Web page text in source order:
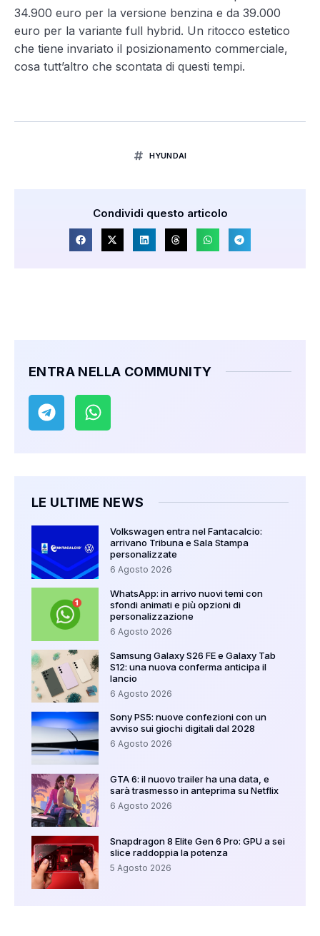
34.900 euro per la versione benzina e da 39.000
euro per la variante full hybrid. Un ritocco estetico
che tiene invariato il posizionamento commerciale,
cosa tutt’altro che scontata di questi tempi.
HYUNDAI
Condividi questo articolo
ENTRA NELLA COMMUNITY
LE ULTIME NEWS
Volkswagen entra nel Fantacalcio:
arrivano Tribuna e Sala Stampa
personalizzate
6 Agosto 2026
WhatsApp: in arrivo nuovi temi con
sfondi animati e più opzioni di
personalizzazione
6 Agosto 2026
Samsung Galaxy S26 FE e Galaxy Tab
S12: una nuova conferma anticipa il
lancio
6 Agosto 2026
Sony PS5: nuove confezioni con un
avviso sui giochi digitali dal 2028
6 Agosto 2026
GTA 6: il nuovo trailer ha una data, e
sarà trasmesso in anteprima su Netflix
6 Agosto 2026
Snapdragon 8 Elite Gen 6 Pro: GPU a sei
slice raddoppia la potenza
5 Agosto 2026